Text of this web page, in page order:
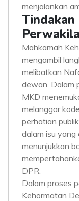
menjalankan
Mahkamah
mengambil
melibatkan
dewan. Dalam
MKD
melanggar
perhatian
dalam isu yang
menunjukkan
DPR.
Dalam proses
Kehormatan